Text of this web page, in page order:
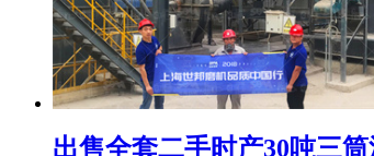
出售全套二手时产30吨三